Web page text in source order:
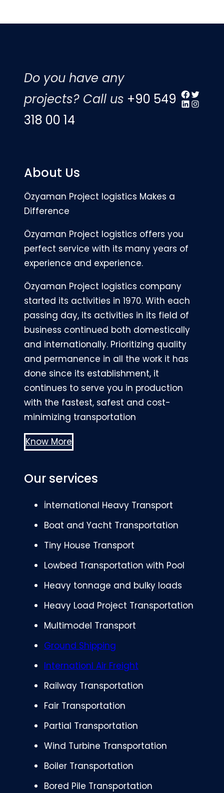
Do you have any
projects? Call us +90 549
318 00 14
Facebook
Twitter
LinkedIn
About Us
Özyaman Project logistics Makes a
Difference
Özyaman Project logistics offers you
perfect service with its many years of
experience and experience.
Özyaman Project logistics company
started its activities in 1970. With each
passing day, its activities in its field of
business continued both domestically
and internationally. Prioritizing quality
and permanence in all the work it has
done since its establishment, it
continues to serve you in production
with the fastest, safest and cost-
minimizing transportation
Know More
Our services
İnternational Heavy Transport
Boat and Yacht Transportation
Tiny House Transport
Lowbed Transportation with Pool
Heavy tonnage and bulky loads
Heavy Load Project Transportation
Multimodel Transport
Ground Shipping
Internationl Air Freight
Railway Transportation
Fair Transportation
Partial Transportation
Wind Turbine Transportation
Boiler Transportation
Bored Pile Transportation